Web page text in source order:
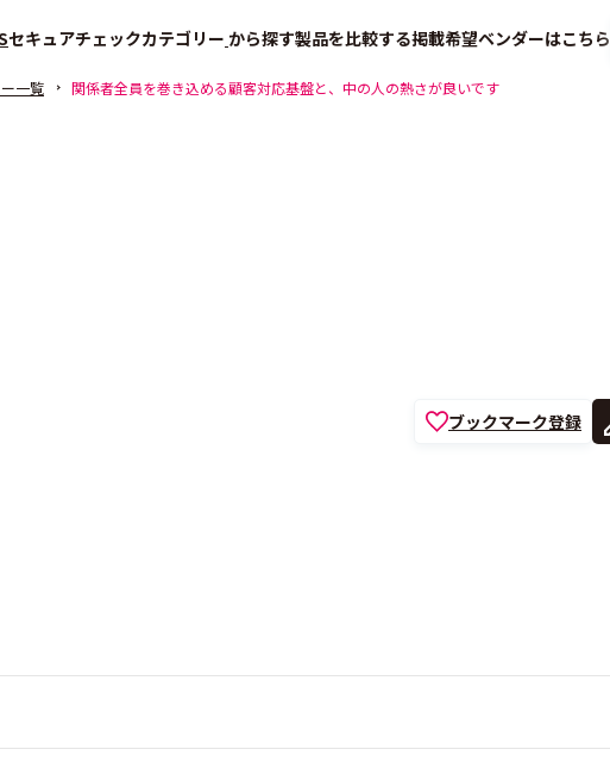
セキュアチェックカテゴリー から探す製品を比較する掲載希望ベンダーはこちら
一覧 関係者全員を巻き込める顧客対応基盤と、中の人の熱さが良いです
ブックマーク登録